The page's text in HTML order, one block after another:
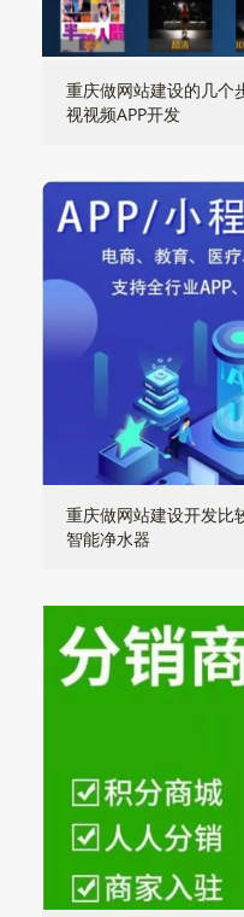
重庆做网站建设的几个
视视频APP开发
重庆做网站建设开发比
智能净水器